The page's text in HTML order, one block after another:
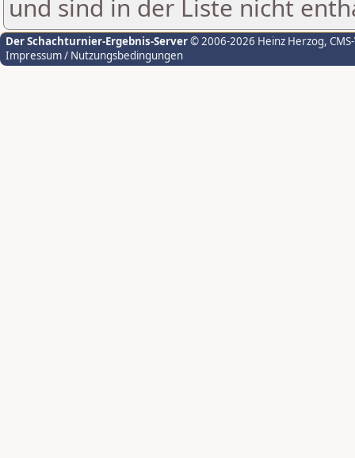
und sind in der Liste nicht
Der Schachturnier-Ergebnis-Server© 2006-2026 Heinz Herzog,
Impressum / Nutzungsbedingungen